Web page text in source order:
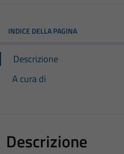
INDICE DELLA PAGINA
Descrizione
A cura di
Descrizione